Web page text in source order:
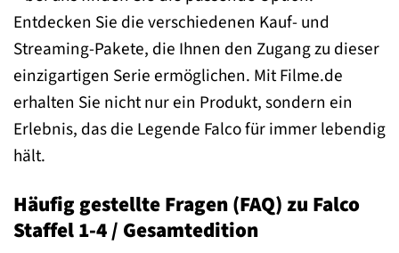
Entdecken Sie die verschiedenen Kauf- und
Streaming-Pakete, die Ihnen den Zugang zu dieser
einzigartigen Serie ermöglichen. Mit Filme.de
erhalten Sie nicht nur ein Produkt, sondern ein
Erlebnis, das die Legende Falco für immer lebendig
hält.
Häufig gestellte Fragen (FAQ) zu Falco
Staffel 1-4 / Gesamtedition